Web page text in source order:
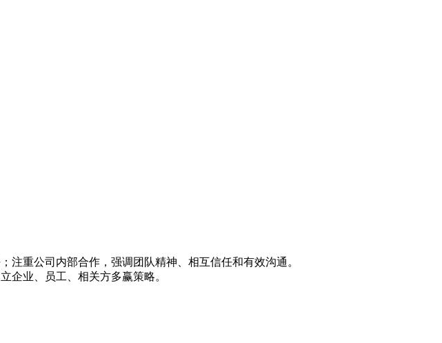
重公司内部合作，强调团队精神、相互信任和有效沟通。
企业、员工、相关方多赢策略。